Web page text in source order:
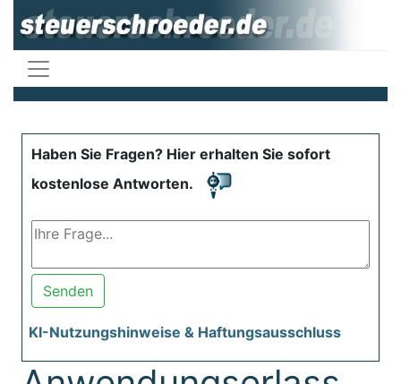
Haben Sie Fragen? Hier erhalten Sie sofort
kostenlose Antworten.
Senden
KI-Nutzungshinweise & Haftungsausschluss